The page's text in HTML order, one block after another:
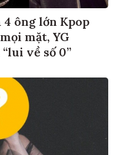
ông lớn Kpop
mặt, YG
về số 0”